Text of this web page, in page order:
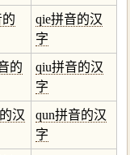
的
qie拼音的汉
字
的
qiu拼音的汉
字
汉
qun拼音的汉
字